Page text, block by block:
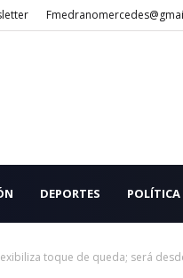
DEPORTES POLÍTICA
toque de queda; será